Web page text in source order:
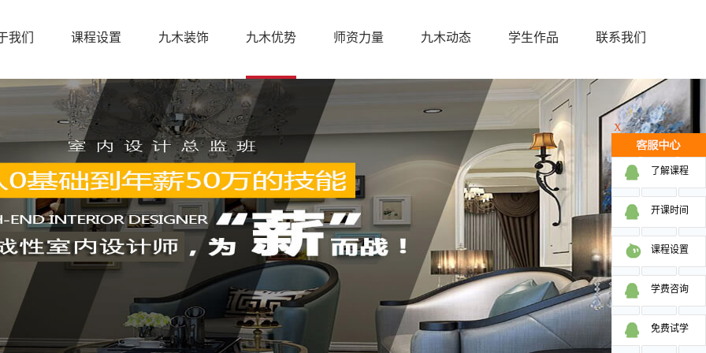
我们 课程设置 九木装饰 九木优势 师资力量 九木动态 学生作品 联系我们
X
了解课程
开课时间
课程设置
学费咨询
免费试学